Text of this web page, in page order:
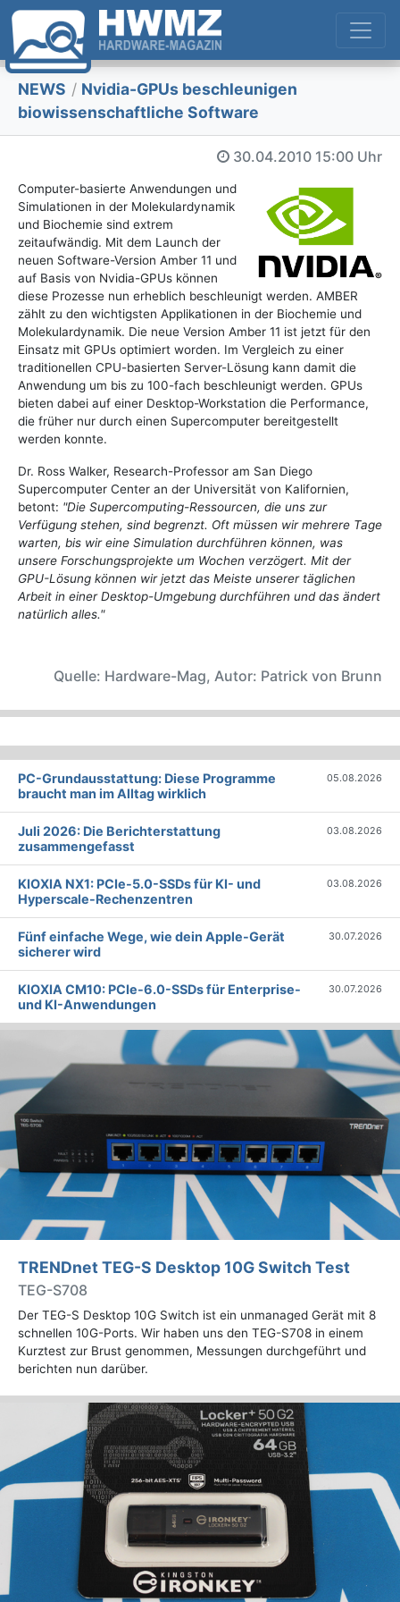
NEWS / Nvidia-GPUs beschleunigen
biowissenschaftliche Software
30.04.2010 15:00 Uhr
Computer-basierte Anwendungen und
Simulationen in der Molekulardynamik
und Biochemie sind extrem
zeitaufwändig. Mit dem Launch der
neuen Software-Version Amber 11 und
auf Basis von Nvidia-GPUs können
diese Prozesse nun erheblich beschleunigt werden. AMBER
zählt zu den wichtigsten Applikationen in der Biochemie und
Molekulardynamik. Die neue Version Amber 11 ist jetzt für den
Einsatz mit GPUs optimiert worden. Im Vergleich zu einer
traditionellen CPU-basierten Server-Lösung kann damit die
Anwendung um bis zu 100-fach beschleunigt werden. GPUs
bieten dabei auf einer Desktop-Workstation die Performance,
die früher nur durch einen Supercomputer bereitgestellt
werden konnte.
Dr. Ross Walker, Research-Professor am San Diego
Supercomputer Center an der Universität von Kalifornien,
betont: "Die Supercomputing-Ressourcen, die uns zur
Verfügung stehen, sind begrenzt. Oft müssen wir mehrere Tage
warten, bis wir eine Simulation durchführen können, was
unsere Forschungsprojekte um Wochen verzögert. Mit der
GPU-Lösung können wir jetzt das Meiste unserer täglichen
Arbeit in einer Desktop-Umgebung durchführen und das ändert
natürlich alles."
Quelle: Hardware-Mag, Autor: Patrick von Brunn
PC-Grundausstattung: Diese Programme
braucht man im Alltag wirklich
05.08.2026
Juli 2026: Die Bericht­erstattung
zusammengefasst
03.08.2026
KIOXIA NX1: PCIe-5.0-SSDs für KI- und
Hyperscale-Rechenzentren
03.08.2026
Fünf einfache Wege, wie dein Apple-Gerät
sicherer wird
30.07.2026
KIOXIA CM10: PCIe-6.0-SSDs für Enterprise-
und KI-Anwendungen
30.07.2026
TRENDnet TEG-S Desktop 10G Switch Test
TEG-S708
Der TEG-S Desktop 10G Switch ist ein unmanaged Gerät mit 8
schnellen 10G-Ports. Wir haben uns den TEG-S708 in einem
Kurztest zur Brust genommen, Messungen durchgeführt und
berichten nun darüber.